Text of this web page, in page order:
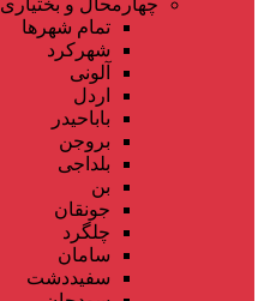
تمام شهر‌ها
شهرکرد
آلونی
اردل
باباحیدر
بروجن
بلداجی
بن
جونقان
چلگرد
سامان
سفیددشت